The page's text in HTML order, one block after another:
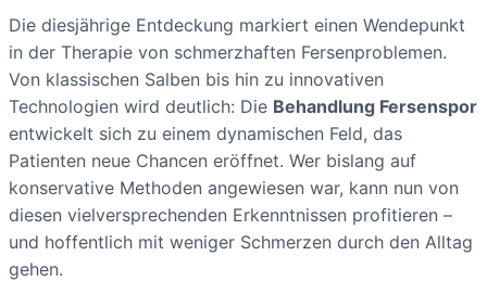
Die diesjährige Entdeckung markiert einen Wendepunkt
in der Therapie von schmerzhaften Fersenproblemen.
Von klassischen Salben bis hin zu innovativen
Technologien wird deutlich: Die Behandlung Fersenspor
entwickelt sich zu einem dynamischen Feld, das
Patienten neue Chancen eröffnet. Wer bislang auf
konservative Methoden angewiesen war, kann nun von
diesen vielversprechenden Erkenntnissen profitieren –
und hoffentlich mit weniger Schmerzen durch den Alltag
gehen.